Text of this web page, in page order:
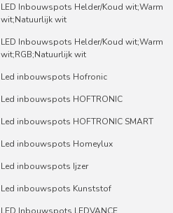
LED Inbouwspots Helder/Koud wit;Warm
wit;Natuurlijk wit
LED Inbouwspots Helder/Koud wit;Warm
wit;RGB;Natuurlijk wit
Led inbouwspots Hofronic
Led inbouwspots HOFTRONIC
Led inbouwspots HOFTRONIC SMART
Led inbouwspots Homeylux
Led inbouwspots Ijzer
Led inbouwspots Kunststof